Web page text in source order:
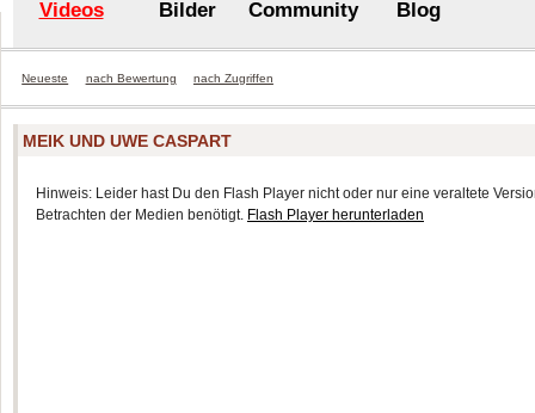
Videos Bilder Community Blog
Neueste nach Bewertung nach Zugriffen
MEIK UND UWE CASPART
Hinweis: Leider hast Du den Flash Player nicht oder nur eine veraltete
Betrachten der Medien benötigt. Flash Player herunterladen